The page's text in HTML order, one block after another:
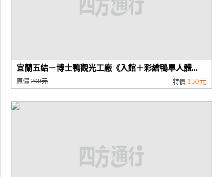
計
商
宜蘭五結－博士鴨觀光工廠《入館＋彩繪鴨單人體...
原價200元 特價 150元